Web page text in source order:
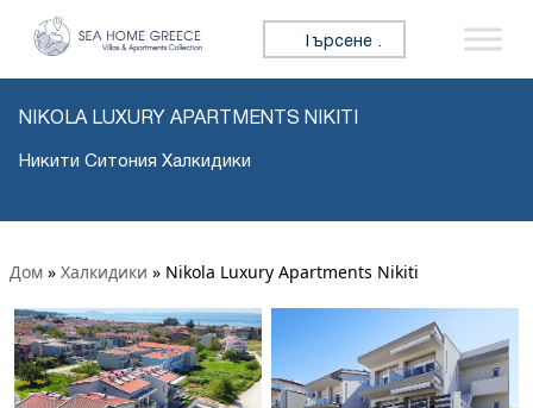
Търсене за:
NIKOLA LUXURY APARTMENTS NIKITI
Никити Ситония Халкидики
Дом » Халкидики » Nikola Luxury Apartments Nikiti